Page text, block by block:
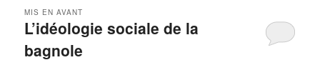
L’idéologie sociale de la
bagnole
MIS EN AVANT